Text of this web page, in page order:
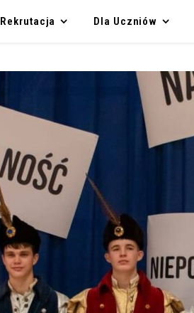
Rekrutacja Dla Uczniów